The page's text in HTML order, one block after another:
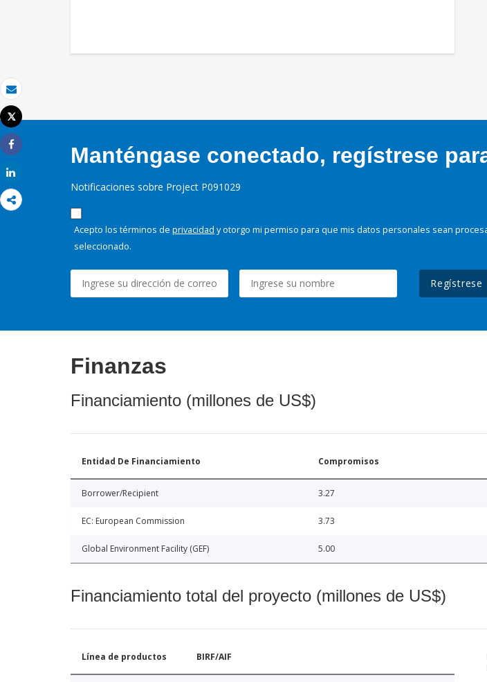
Correo electrónico
Imprimir
Tweet
Share
Manténgase conectado, regístrese
Notificaciones sobre Project P091029
Acepto los términos de privacidad y otorgo mi permiso para que mis datos personales sean
seleccionado.
Regístrese
Finanzas
Financiamiento (millones de US$)
Entidad De Financiamiento Compromisos
Borrower/Recipient 3.27
EC: European Commission 3.73
Global Environment Facility (GEF) 5.00
Financiamiento total del proyecto (millones de US$)
Línea de productos BIRF/AIF